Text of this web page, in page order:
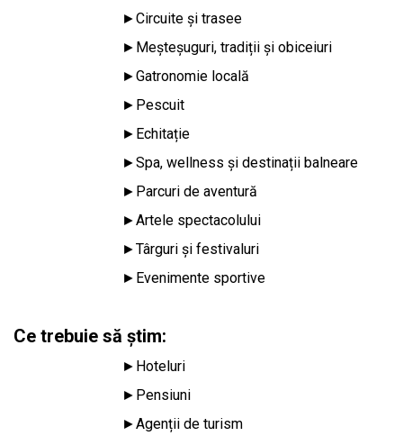
►Circuite și trasee
► Meșteșuguri, tradiții și obiceiuri
►Gatronomie locală
► Pescuit
► Echitație
►Spa, wellness și destinații balneare
► Parcuri de aventură
►Artele spectacolului
►Târguri și festivaluri
► Evenimente sportive
Ce trebuie să știm:
► Hoteluri
► Pensiuni
►Agenții de turism